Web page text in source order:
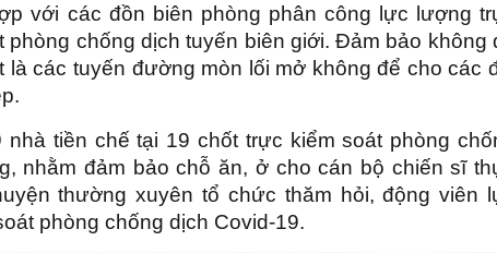
với các đồn biên phòng phân công lực lượng
phòng chống dịch tuyến biên giới. Đảm bảo không
các tuyến đường mòn lối mở không để cho các
tiền chế tại 19 chốt trực kiểm soát phòng
nhằm đảm bảo chỗ ăn, ở cho cán bộ chiến sĩ
thường xuyên tổ chức thăm hỏi, động viên
phòng chống dịch Covid-19.